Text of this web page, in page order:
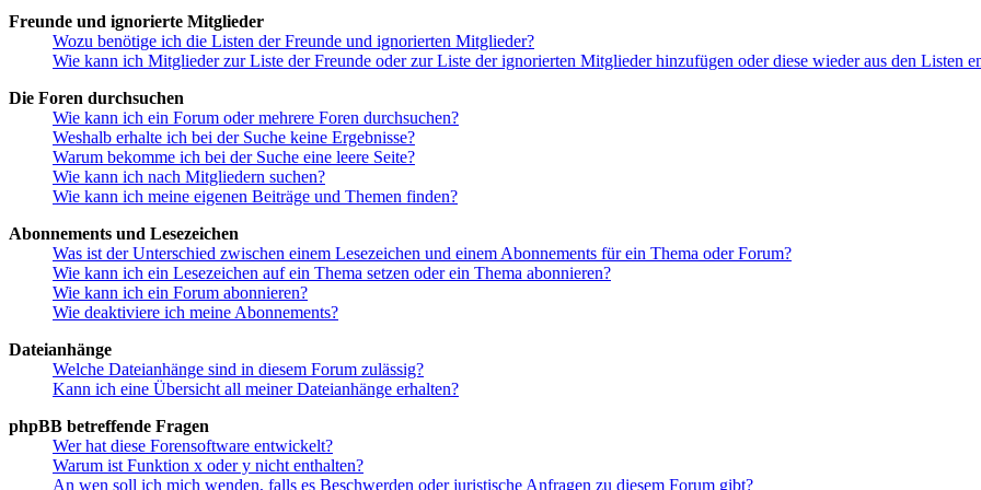
Freunde und ignorierte Mitglieder
Wozu benötige ich die Listen der Freunde und ignorierten Mitglieder?
Wie kann ich Mitglieder zur Liste der Freunde oder zur Liste der ignorierten Mitglieder hinzufügen oder diese wieder aus den Listen
Die Foren durchsuchen
Wie kann ich ein Forum oder mehrere Foren durchsuchen?
Weshalb erhalte ich bei der Suche keine Ergebnisse?
Warum bekomme ich bei der Suche eine leere Seite?
Wie kann ich nach Mitgliedern suchen?
Wie kann ich meine eigenen Beiträge und Themen finden?
Abonnements und Lesezeichen
Was ist der Unterschied zwischen einem Lesezeichen und einem Abonnements für ein Thema oder Forum?
Wie kann ich ein Lesezeichen auf ein Thema setzen oder ein Thema abonnieren?
Wie kann ich ein Forum abonnieren?
Wie deaktiviere ich meine Abonnements?
Dateianhänge
Welche Dateianhänge sind in diesem Forum zulässig?
Kann ich eine Übersicht all meiner Dateianhänge erhalten?
phpBB betreffende Fragen
Wer hat diese Forensoftware entwickelt?
Warum ist Funktion x oder y nicht enthalten?
An wen soll ich mich wenden, falls es Beschwerden oder juristische Anfragen zu diesem Forum gibt?